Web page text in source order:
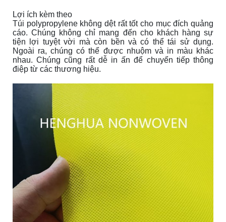
Lợi ích kèm theo
Túi polypropylene không dệt rất tốt cho mục đích quảng
cáo. Chúng không chỉ mang đến cho khách hàng sự
tiện lợi tuyệt vời mà còn bền và có thể tái sử dụng.
Ngoài ra, chúng có thể được nhuộm và in màu khác
nhau. Chúng cũng rất dễ in ấn để chuyển tiếp thông
điệp từ các thương hiệu.